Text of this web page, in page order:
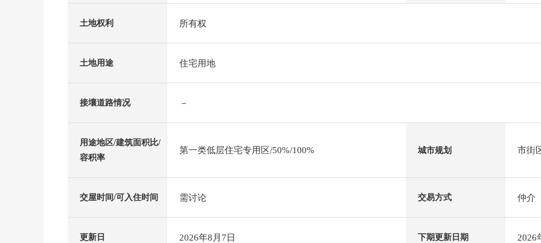
土地权利 所有权
土地用途 住宅用地
接壤道路情况 －
用途地区/建筑面积比/
容积率
第一类低层住宅专用区/50%/100% 城市规划 市街
交屋时间/可入住时间 需讨论 交易方式 仲介
更新日 2026年8月7日 下期更新日期 2026